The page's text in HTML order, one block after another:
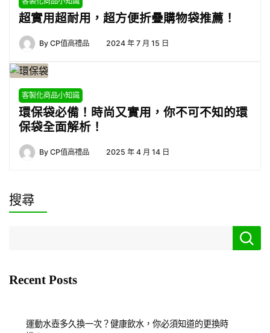
超實用超耐用，超方便折疊購物袋推薦！
By CP值高禮品 2024 年 7 月 15 日
客製化商品小知識
環保袋必備！時尚又實用，你不可不知的環
保袋全面解析！
By CP值高禮品 2025 年 4 月 14 日
搜尋
Recent Posts
運動水壺多久換一次？健康飲水，你必須知道的更換時